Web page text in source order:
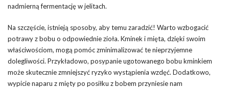
nadmierną fermentację w jelitach.
Na szczęście, istnieją sposoby, aby temu zaradzić! Warto wzbogacić
potrawy z bobu o odpowiednie zioła. Kminek i mięta, dzięki swoim
właściwościom, mogą pomóc zminimalizować te nieprzyjemne
dolegliwości. Przykładowo, posypanie ugotowanego bobu kminkiem
może skutecznie zmniejszyć ryzyko wystąpienia wzdęć. Dodatkowo,
wypicie naparu z mięty po posiłku z bobem przyniesie nam